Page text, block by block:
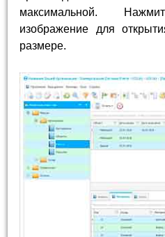
максимальной.
изображение для
размере.